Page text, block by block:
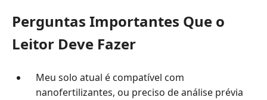
Perguntas Importantes Que o
Leitor Deve Fazer
Meu solo atual é compatível com
nanofertilizantes, ou preciso de análise prévia